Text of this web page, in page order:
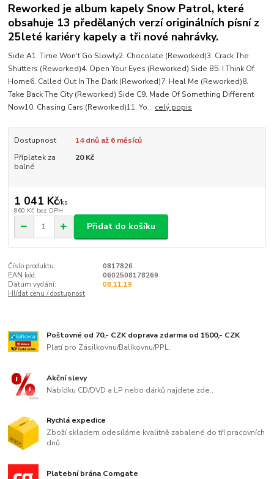
Reworked je album kapely Snow Patrol, které
obsahuje 13 předělaných verzí originálních písní z
25leté kariéry kapely a tři nové nahrávky.
Side A1. Time Won't Go Slowly2. Chocolate (Reworked)3. Crack The
Shutters (Reworked)4. Open Your Eyes (Reworked) Side B5. I Think Of
Home6. Called Out In The Dark (Reworked)7. Heal Me (Reworked)8.
Take Back The City (Reworked) Side C9. Made Of Something Different
Now10. Chasing Cars (Reworked)11. Yo... celý popis
Dostupnost
14 dnů až 6 měsíců
Příplatek za
balné
20 Kč
1 041 Kč/ks
860 Kč bez DPH
Přidat do košíku
Číslo produktu:
0817826
EAN kód:
0602508178269
Datum vydání:
08.11.19
Hlídat cenu / dostupnost
Poštovné od 70,- CZK doprava zdarma od 1500,- CZK
Platí pro Zásilkovnu/Balíkovnu/PPL.
Akční slevy
Nabídku CD/DVD a LP nebo dárků najdete zde..
Rychlá expedice
Zboží skladem odesíláme kvalitně zabalené do tří pracovních
dnů..
Platební brána Comgate